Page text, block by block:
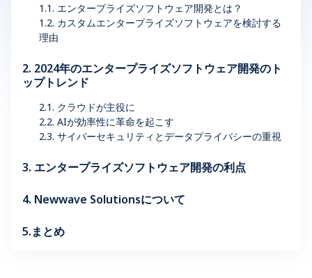
1.1. エンタープライズソフトウェア開発とは？
1.2. カスタムエンタープライズソフトウェアを検討する
理由
2. 2024年のエンタープライズソフトウェア開発のト
ップトレンド
2.1. クラウドが主役に
2.2. AIが効率性に革命を起こす
2.3. サイバーセキュリティとデータプライバシーの重視
3. エンタープライズソフトウェア開発の利点
4. Newwave Solutionsについて
5.まとめ